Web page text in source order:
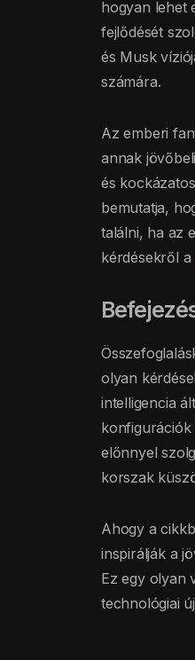
hogyan lehet
fejlődését
és Musk
számára.
Az emberi
annak
és
bemutatja,
találni, ha az
kérdésekről a
olyan
intelligencia
konfigurációk
előnnyel
korszak
Ahogy a
inspirálják a
Ez egy olyan
technológiai